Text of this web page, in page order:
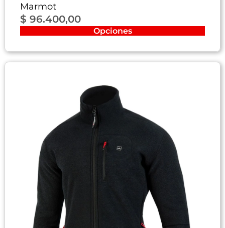
Marmot
$ 96.400,00
Opciones